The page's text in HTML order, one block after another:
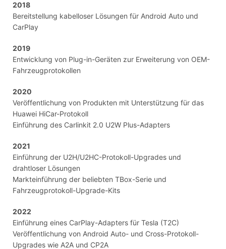
2018
Bereitstellung kabelloser Lösungen für Android Auto und
CarPlay
2019
Entwicklung von Plug-in-Geräten zur Erweiterung von OEM-
Fahrzeugprotokollen
2020
Veröffentlichung von Produkten mit Unterstützung für das
Huawei HiCar-Protokoll
Einführung des Carlinkit 2.0 U2W Plus-Adapters
2021
Einführung der U2H/U2HC-Protokoll-Upgrades und
drahtloser Lösungen
Markteinführung der beliebten TBox-Serie und
Fahrzeugprotokoll-Upgrade-Kits
2022
Einführung eines CarPlay-Adapters für Tesla (T2C)
Veröffentlichung von Android Auto- und Cross-Protokoll-
Upgrades wie A2A und CP2A